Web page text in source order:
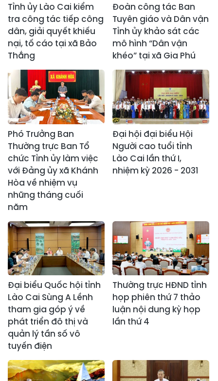
Tỉnh ủy Lào Cai kiểm
tra công tác tiếp công
dân, giải quyết khiếu
nại, tố cáo tại xã Bảo
Thắng
Đoàn công tác Ban
Tuyên giáo và Dân vận
Tỉnh ủy khảo sát các
mô hình “Dân vận
khéo” tại xã Gia Phú
Phó Trưởng Ban
Thường trực Ban Tổ
chức Tỉnh ủy làm việc
với Đảng ủy xã Khánh
Hòa về nhiệm vụ
những tháng cuối
năm
Đại hội đại biểu Hội
Người cao tuổi tỉnh
Lào Cai lần thứ I,
nhiệm kỳ 2026 - 2031
Đại biểu Quốc hội tỉnh
Lào Cai Sùng A Lềnh
tham gia góp ý về
phát triển đô thị và
quản lý tần số vô
tuyến điện
Thường trực HĐND tỉnh
họp phiên thứ 7 thảo
luận nội dung kỳ họp
lần thứ 4